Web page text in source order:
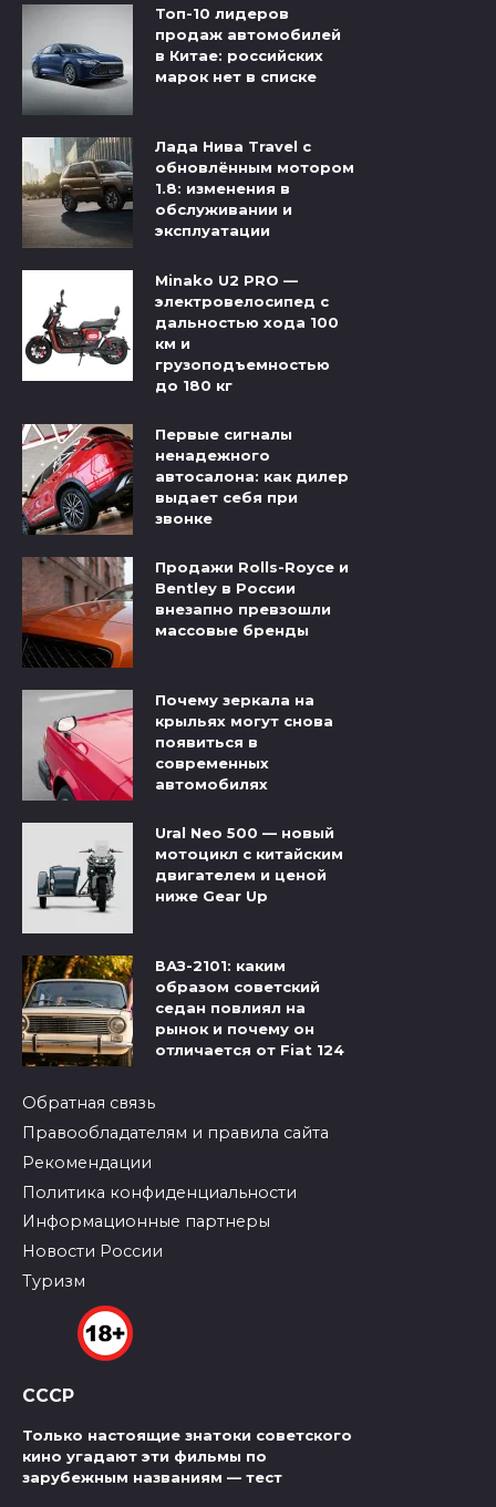
Топ-10 лидеров
продаж автомобилей
в Китае: российских
марок нет в списке
Лада Нива Travel с
обновлённым мотором
1.8: изменения в
обслуживании и
эксплуатации
Minako U2 PRO —
электровелосипед с
дальностью хода 100
км и
грузоподъемностью
до 180 кг
Первые сигналы
ненадежного
автосалона: как дилер
выдает себя при
звонке
Продажи Rolls-Royce и
Bentley в России
внезапно превзошли
массовые бренды
Почему зеркала на
крыльях могут снова
появиться в
современных
автомобилях
Ural Neo 500 — новый
мотоцикл с китайским
двигателем и ценой
ниже Gear Up
ВАЗ-2101: каким
образом советский
седан повлиял на
рынок и почему он
отличается от Fiat 124
Обратная связь
Правообладателям и правила сайта
Рекомендации
Политика конфиденциальности
Информационные партнеры
Новости России
Туризм
СССР
Только настоящие знатоки советского
кино угадают эти фильмы по
зарубежным названиям — тест